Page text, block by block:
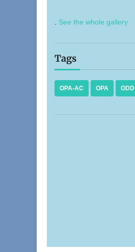
See the whole gallery
Tags
OPA-AC OPA ODD